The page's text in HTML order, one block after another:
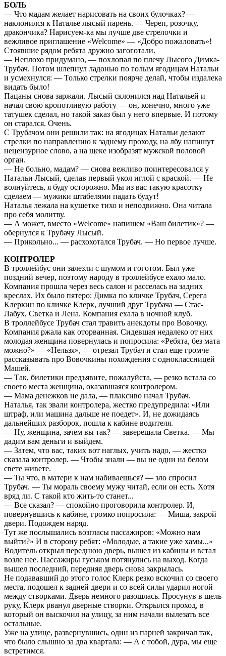
БОЛЬ
— Что мадам желает нарисовать на своих булочках? —
наклонился к Наталье лысый парень. — Череп, розочку,
дракончика? Нарисуем-ка мы лучше две стрелочки и
вежливое приглашение «Welcome» — «Добро пожаловать»!
Стоявшие рядом ребята дружно загоготали.
— Неплохо придумано, — похлопал по плечу Лысого Димка-
Трубач. Потом шлепнул ладонью по голым ягодицам Натальи
и усмехнулся: — Только стрелки поярче делай, чтобы издалека
видать было!
Пацаны снова заржали. Лысый склонился над Натальей и
начал свою кропотливую работу — он, конечно, много уже
татушек сделал, но такой заказ был у него впервые. И потому
он старался. Очень.
С Трубачом они решили так: на ягодицах Натальи делают
стрелки по направлению к заднему проходу, на лбу напишут
нецензурное слово, а на щеке изобразят мужской половой
орган.
— Не больно, мадам? — снова вежливо поинтересовался у
Натальи Лысый, сделав первый укол иглой с краской. — Не
волнуйтесь, я буду осторожно. Мы из вас такую красотку
сделаем — мужики штабелями падать будут!
Наталья лежала на кушетке тихо и неподвижно. Она читала
про себя молитву.
— А может, вместо «Welcome» напишем «Ваш билетик»? —
обернулся к Трубачу Лысый.
— Прикольно... — расхохотался Трубач. — Но первое лучше.
КОНТРОЛЕР
В троллейбус они залезли с шумом и гоготом. Был уже
поздний вечер, поэтому народу в троллейбусе ехало мало.
Компания прошла через весь салон и расселась на задних
креслах. Их было пятеро: Димка по кличке Трубач, Серега
Клеркин по кличке Клерк, лучший друг Трубача — Стас-
Лабух, Светка и Лена. Компания ехала в ночной клуб.
В троллейбусе Трубач стал травить анекдоты про Вовочку.
Компания ржала как оторванная. Сидевшая недалеко от них
молодая женщина повернулась и попросила: «Ребята, без мата
можно?» — «Нельзя», — отрезал Трубач и стал еще громче
рассказывать про Вовочкины похождения с одноклассницей
Машей.
— Так, билетики предъявите, пожалуйста, — резко встала со
своего места женщина, оказавшаяся контролером.
— Мама денежков не дала, — плаксиво начал Трубач.
Наталья, так звали контролера, жестко предупредила: «Или
штраф, или машина дальше не поедет». И, не дожидаясь
дальнейших разборок, пошла к кабине водителя.
— Ну, женщина, зачем вы так? — заверещала Светка. — Мы
дадим вам деньги и выйдем.
— Затем, что вас, таких вот наглых, учить надо, — жестко
сказала контролер. — Чтобы знали — вы не одни на белом
свете живете.
— Ты что, в матери к нам набиваешься? — зло спросил
Трубач. — Ты мораль своему мужу читай, если он есть. Хотя
вряд ли. С такой кто жить-то станет...
— Все сказал? — спокойно проговорила контролер. И,
повернувшись к кабине, громко попросила: — Миша, закрой
двери. Подождем наряд.
Тут же послышались возгласы пассажиров: «Можно нам
выйти?» И в сторону ребят: «Молодые, а такие уже хамы...»
Водитель открыл переднюю дверь, вышел из кабины и встал
возле нее. Пассажиры гуськом потянулись на выход. Когда
вышел последний, передняя дверь снова закрылась.
Не подававший до этого голос Клерк резко вскочил со своего
места, подошел к задней двери и со всей силы ударил ногой
между створками. Дверь немного разошлась. Просунув в щель
руку, Клерк рванул дверные створки. Открылся проход, в
который он выскочил на улицу, за ним начали вылезать все
остальные.
Уже на улице, развернувшись, один из парней закричал так,
что было слышно за два квартала: — А с тобой, дура, мы еще
встретимся.